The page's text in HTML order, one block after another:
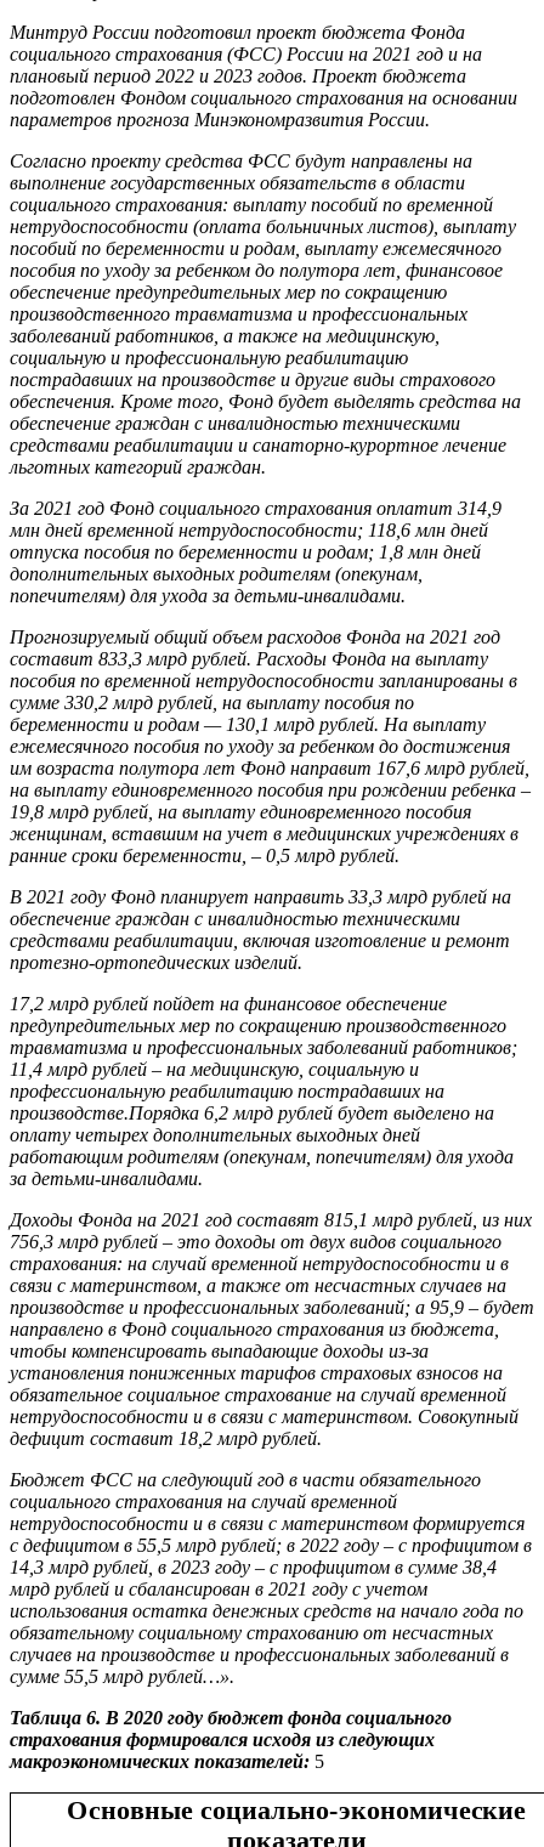
Минтруд России подготовил проект бюджета Фонда
социального страхования (ФСС) России на 2021 год и на
плановый период 2022 и 2023 годов. Проект бюджета
подготовлен Фондом социального страхования на основании
параметров прогноза Минэкономразвития России.
Согласно проекту средства ФСС будут направлены на
выполнение государственных обязательств в области
социального страхования: выплату пособий по временной
нетрудоспособности (оплата больничных листов), выплату
пособий по беременности и родам, выплату ежемесячного
пособия по уходу за ребенком до полутора лет, финансовое
обеспечение предупредительных мер по сокращению
производственного травматизма и профессиональных
заболеваний работников, а также на медицинскую,
социальную и профессиональную реабилитацию
пострадавших на производстве и другие виды страхового
обеспечения. Кроме того, Фонд будет выделять средства на
обеспечение граждан с инвалидностью техническими
средствами реабилитации и санаторно-курортное лечение
льготных категорий граждан.
За 2021 год Фонд социального страхования оплатит 314,9
млн дней временной нетрудоспособности; 118,6 млн дней
отпуска пособия по беременности и родам; 1,8 млн дней
дополнительных выходных родителям (опекунам,
попечителям) для ухода за детьми-инвалидами.
Прогнозируемый общий объем расходов Фонда на 2021 год
составит 833,3 млрд рублей. Расходы Фонда на выплату
пособия по временной нетрудоспособности запланированы в
сумме 330,2 млрд рублей, на выплату пособия по
беременности и родам — 130,1 млрд рублей. На выплату
ежемесячного пособия по уходу за ребенком до достижения
им возраста полутора лет Фонд направит 167,6 млрд рублей,
на выплату единовременного пособия при рождении ребенка –
19,8 млрд рублей, на выплату единовременного пособия
женщинам, вставшим на учет в медицинских учреждениях в
ранние сроки беременности, – 0,5 млрд рублей.
В 2021 году Фонд планирует направить 33,3 млрд рублей на
обеспечение граждан с инвалидностью техническими
средствами реабилитации, включая изготовление и ремонт
протезно-ортопедических изделий.
17,2 млрд рублей пойдет на финансовое обеспечение
предупредительных мер по сокращению производственного
травматизма и профессиональных заболеваний работников;
11,4 млрд рублей – на медицинскую, социальную и
профессиональную реабилитацию пострадавших на
производстве.Порядка 6,2 млрд рублей будет выделено на
оплату четырех дополнительных выходных дней
работающим родителям (опекунам, попечителям) для ухода
за детьми-инвалидами.
Доходы Фонда на 2021 год составят 815,1 млрд рублей, из них
756,3 млрд рублей – это доходы от двух видов социального
страхования: на случай временной нетрудоспособности и в
связи с материнством, а также от несчастных случаев на
производстве и профессиональных заболеваний; а 95,9 – будет
направлено в Фонд социального страхования из бюджета,
чтобы компенсировать выпадающие доходы из-за
установления пониженных тарифов страховых взносов на
обязательное социальное страхование на случай временной
нетрудоспособности и в связи с материнством. Совокупный
дефицит составит 18,2 млрд рублей.
Бюджет ФСС на следующий год в части обязательного
социального страхования на случай временной
нетрудоспособности и в связи с материнством формируется
с дефицитом в 55,5 млрд рублей; в 2022 году – с профицитом в
14,3 млрд рублей, в 2023 году – с профицитом в сумме 38,4
млрд рублей и сбалансирован в 2021 году с учетом
использования остатка денежных средств на начало года по
обязательному социальному страхованию от несчастных
случаев на производстве и профессиональных заболеваний в
сумме 55,5 млрд рублей…».
Таблица 6. В 2020 году бюджет фонда социального
страхования формировался исходя из следующих
макроэкономических показателей: 5